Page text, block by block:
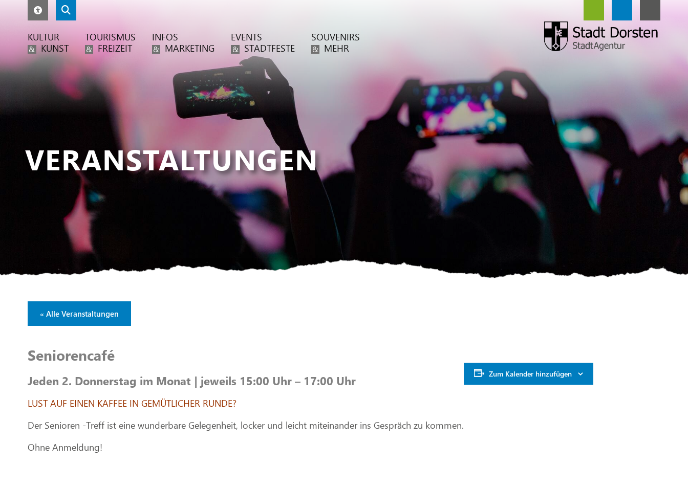
KULTUR
& KUNST
TOURISMUS
& FREIZEIT
INFOS
& MARKETING
EVENTS
& STADTFESTE
SOUVENIRS
& MEHR
VERANSTALTUNGEN
« Alle Veranstaltungen
Seniorencafé
Jeden 2. Donnerstag im Monat | jeweils 15:00 Uhr – 17:00 Uhr
LUST AUF EINEN KAFFEE IN GEMÜTLICHER RUNDE?
Der Senioren -Treff ist eine wunderbare Gelegenheit, locker und leicht miteinander ins Gespräch zu kommen.
Ohne Anmeldung!
Zum Kalender hinzufügen